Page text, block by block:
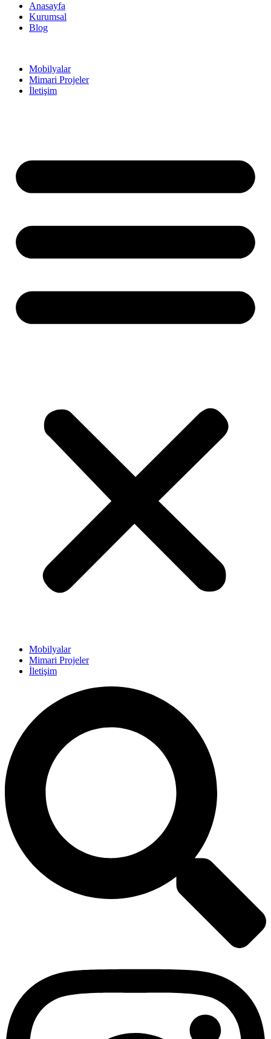
Anasayfa
Kurumsal
Blog
Mobilyalar
Mimari Projeler
İletişim
Mobilyalar
Mimari Projeler
İletişim